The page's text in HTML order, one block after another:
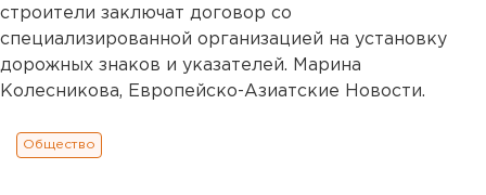
строители заключат договор со
специализированной организацией на установку
дорожных знаков и указателей. Марина
Колесникова, Европейско-Азиатские Новости.
Общество